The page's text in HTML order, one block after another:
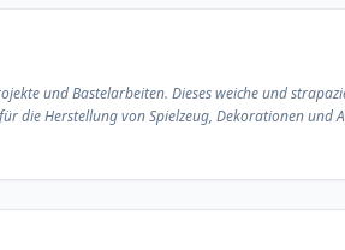
und Bastelarbeiten. Dieses weiche und
die Herstellung von Spielzeug, Dekorationen und